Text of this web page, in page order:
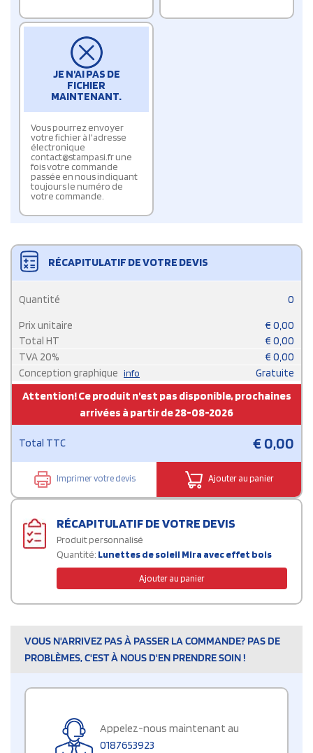
JE N'AI PAS DE
FICHIER
MAINTENANT.
Vous pourrez envoyer
votre fichier à l'adresse
électronique
contact@stampasi.fr une
fois votre commande
passée en nous indiquant
toujours le numéro de
votre commande.
RÉCAPITULATIF DE VOTRE DEVIS
Quantité 0
Prix unitaire € 0,00
Total HT
€ 0,00
TVA 20% € 0,00
Conception graphique info Gratuite
Attention! Ce produit n'est pas disponible, prochaines
arrivées à partir de 28-08-2026
Total TTC €0,00
Imprimer votre devis Ajouter au panier
RÉCAPITULATIF DE VOTRE DEVIS
Produit personnalisé
Quantité: Lunettes de soleil Mira avec effet bois
Ajouter au panier
VOUS N'ARRIVEZ PAS À PASSER LA COMMANDE? PAS DE
PROBLÈMES, C'EST À NOUS D'EN PRENDRE SOIN !
Appelez-nous maintenant au
0187653923